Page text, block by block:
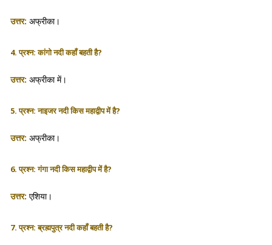
उत्तर: अफ्रीका।
4. प्रश्न: कांगो नदी कहाँ बहती है?
उत्तर: अफ्रीका में।
5. प्रश्न: नाइजर नदी किस महाद्वीप में है?
उत्तर: अफ्रीका।
6. प्रश्न: गंगा नदी किस महाद्वीप में है?
उत्तर: एशिया।
7. प्रश्न: ब्रह्मपुत्र नदी कहाँ बहती है?